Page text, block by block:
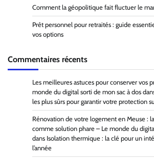
Comment la géopolitique fait fluctuer le
Prêt personnel pour retraités : guide
vos options
Commentaires récents
Les meilleures astuces pour conserver vos
monde du digital sorti de mon sac à dos
les plus sûrs pour garantir votre protection
Rénovation de votre logement en Meuse :
comme solution phare – Le monde du
dans Isolation thermique : la clé pour un
l’année